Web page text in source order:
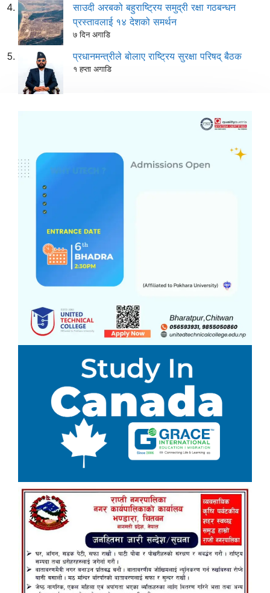
साउदी अरबको बहुराष्ट्रिय समुद्री रक्षा गठबन्धन
प्रस्तावलाई १४ देशको समर्थन
७ दिन अगाडि
प्रधानमन्त्रीले बोलाए राष्ट्रिय सुरक्षा परिषद् बैठक
१ हप्ता अगाडि